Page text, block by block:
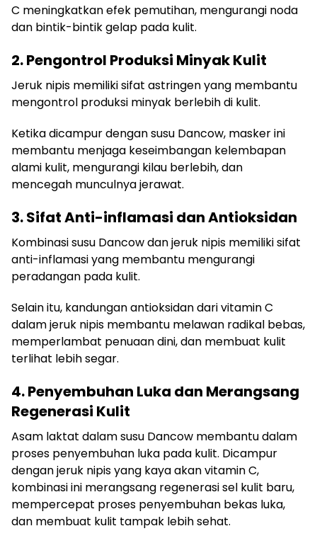
C meningkatkan efek pemutihan, mengurangi noda
dan bintik-bintik gelap pada kulit.
2. Pengontrol Produksi Minyak Kulit
Jeruk nipis memiliki sifat astringen yang membantu
mengontrol produksi minyak berlebih di kulit.
Ketika dicampur dengan susu Dancow, masker ini
membantu menjaga keseimbangan kelembapan
alami kulit, mengurangi kilau berlebih, dan
mencegah munculnya jerawat.
3. Sifat Anti-inflamasi dan Antioksidan
Kombinasi susu Dancow dan jeruk nipis memiliki sifat
anti-inflamasi yang membantu mengurangi
peradangan pada kulit.
Selain itu, kandungan antioksidan dari vitamin C
dalam jeruk nipis membantu melawan radikal bebas,
memperlambat penuaan dini, dan membuat kulit
terlihat lebih segar.
4. Penyembuhan Luka dan Merangsang
Regenerasi Kulit
Asam laktat dalam susu Dancow membantu dalam
proses penyembuhan luka pada kulit. Dicampur
dengan jeruk nipis yang kaya akan vitamin C,
kombinasi ini merangsang regenerasi sel kulit baru,
mempercepat proses penyembuhan bekas luka,
dan membuat kulit tampak lebih sehat.